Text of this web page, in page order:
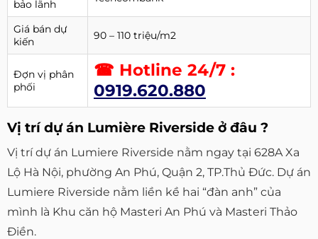
bảo lãnh
Giá bán dự
kiến
90 – 110 triệu/m2
Đợn vị phân
phối
☎ Hotline 24/7 :
0919.620.880
Vị trí dự án Lumière Riverside ở đâu ?
Vị trí dự án Lumiere Riverside nằm ngay tại 628A Xa
Lộ Hà Nội, phường An Phú, Quận 2, TP.Thủ Đức. Dự án
Lumiere Riverside nằm liền kề hai “đàn anh” của
mình là Khu căn hộ Masteri An Phú và Masteri Thảo
Điền.